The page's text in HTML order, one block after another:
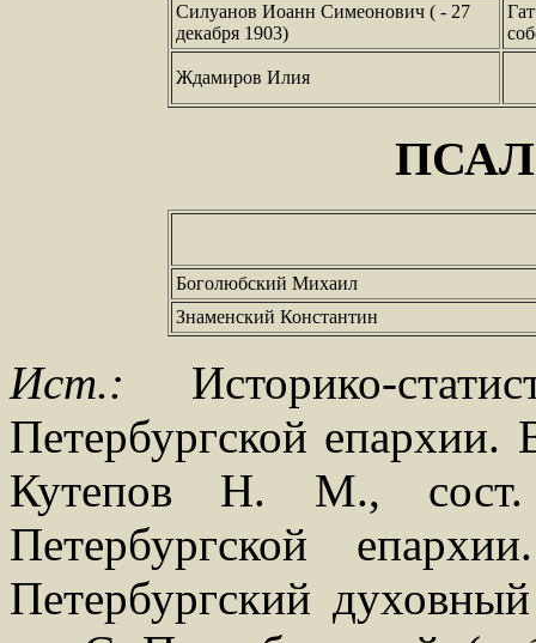
Силуанов Иоанн Симеонович ( - 27
декабря 1903)
Ждамиров Илия
Боголюбский Михаил
Знаменский Константин
Ист.: Историко-
Петербургской
Кутепов Н. М.,
Петербургской
Петербургский